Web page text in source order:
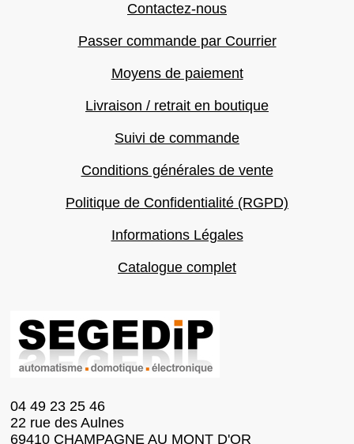
Contactez-nous
Passer commande par Courrier
Moyens de paiement
Livraison / retrait en boutique
Suivi de commande
Conditions générales de vente
Politique de Confidentialité (RGPD)
Informations Légales
Catalogue complet
04 49 23 25 46
22 rue des Aulnes
69410 CHAMPAGNE AU MONT D'OR